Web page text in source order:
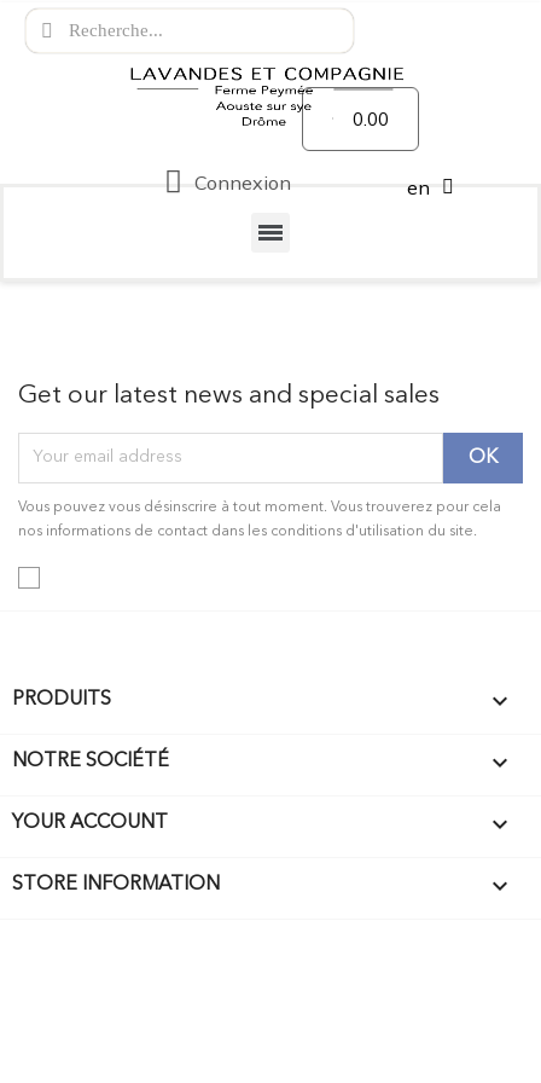
Connexion
0.00
en
Get our latest news and special sales
Vous pouvez vous désinscrire à tout moment. Vous trouverez pour cela
nos informations de contact dans les conditions d'utilisation du site.
PRODUITS 
NOTRE SOCIÉTÉ 
YOUR ACCOUNT 
STORE INFORMATION keyboard_arrow_down